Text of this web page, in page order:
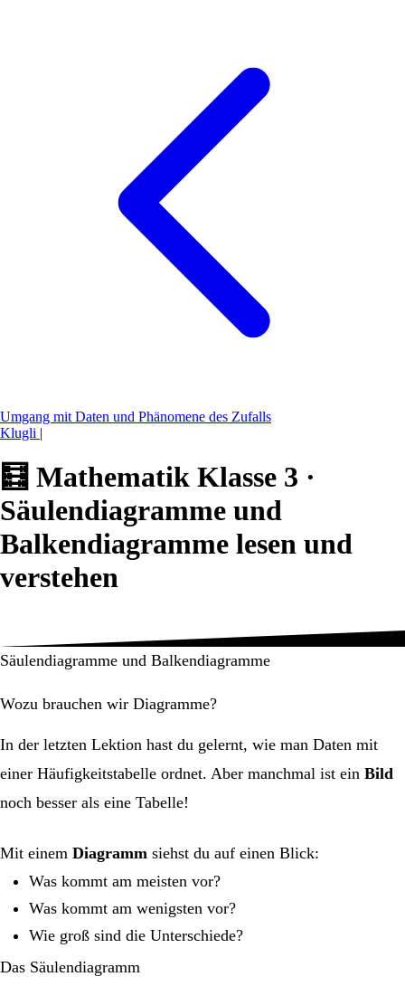
Umgang mit Daten und Phänomene des Zufalls
Klugli |
🧮 Mathematik Klasse 3 ·
Säulendiagramme und
Balkendiagramme lesen und
verstehen
Säulendiagramme und Balkendiagramme
Wozu brauchen wir Diagramme?
In der letzten Lektion hast du gelernt, wie man Daten mit
einer Häufigkeitstabelle ordnet. Aber manchmal ist ein Bild
noch besser als eine Tabelle!
Mit einem Diagramm siehst du auf einen Blick:
Was kommt am meisten vor?
Was kommt am wenigsten vor?
Wie groß sind die Unterschiede?
Das Säulendiagramm